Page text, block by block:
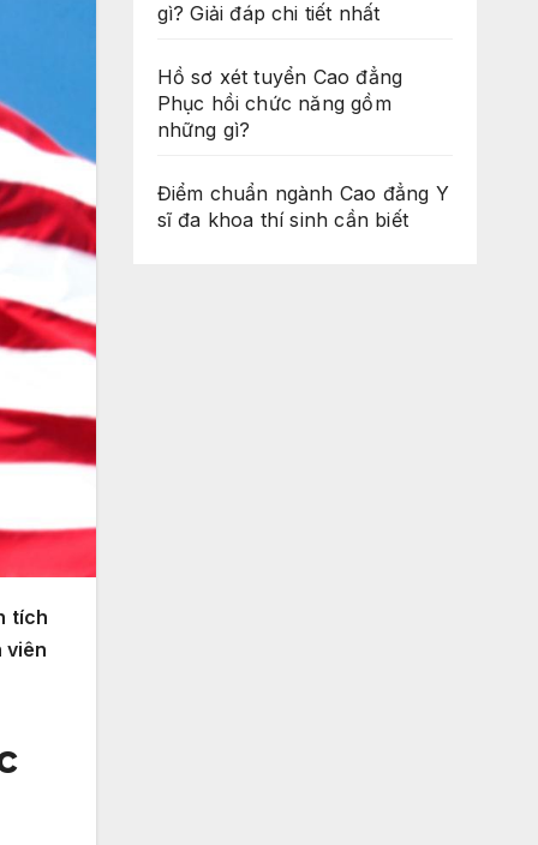
tích
viên
gì? Giải đáp chi tiết nhất
Hồ sơ xét tuyển Cao đẳng
Phục hồi chức năng gồm
những gì?
Điểm chuẩn ngành Cao đẳng Y
sĩ đa khoa thí sinh cần biết